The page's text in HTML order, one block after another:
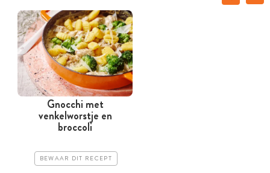
Gnocchi met
venkelworstje en
broccoli
BEWAAR DIT RECEPT